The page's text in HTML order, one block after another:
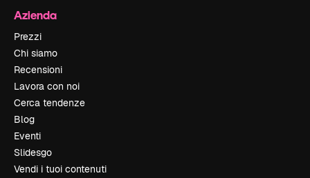
Azienda
Prezzi
Chi siamo
Recensioni
Lavora con noi
Cerca tendenze
Blog
Eventi
Slidesgo
Vendi i tuoi contenuti